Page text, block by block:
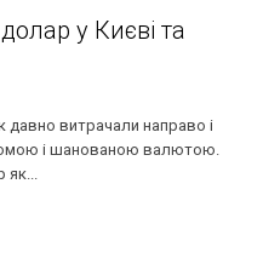
у Києві та
давно витрачали направо і
і шанованою валютою.